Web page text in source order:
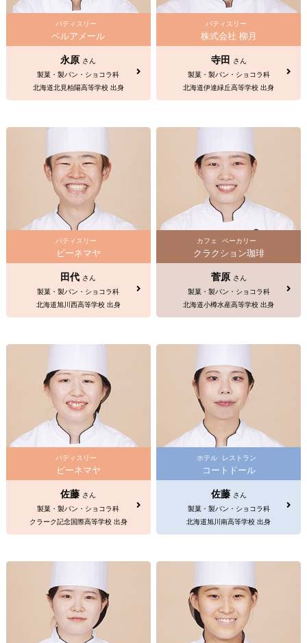
パティスリー
ベルアメール
永原 さん
製菓・製パン・ショコラ科
北海道北見柏陽高等学校 出身
パティスリー
株式会社 柳月
寺田
さん
製菓・製パン・ショコラ科
北海道伊達緑丘高等学校 出身
パティスリー
ビーネマヤ
田代 さん
製菓・製パン・ショコラ科
北海道旭川西高等学校 出身
カフェ ベーカリー
クラクション珈琲
菅原 さん
製菓・製パン・ショコラ科
北海道小樽水産高等学校 出身
パティスリー
ビーネマヤ
佐藤 さん
製菓・製パン・ショコラ科
クラーク記念国際高等学校 出身
ホテル レストラン
コートドール
佐藤 さん
製菓・製パン・ショコラ科
北海道旭川南高等学校 出身